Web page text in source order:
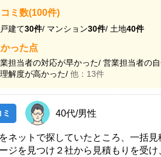
コミ数(100件)
建て30件/ マンション30件/ 土地40件
かった点
担当者の対応が早かった/ 営業担当者の
解度が高かった/ 他：13件
40代/男性
ネットで探していたところ、一括見
ジを見つけ２社から見積もりを受